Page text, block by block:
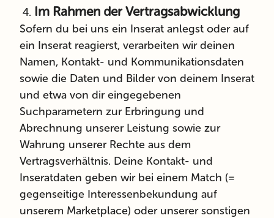
Im Rahmen der Vertragsabwicklung
Sofern du bei uns ein Inserat anlegst oder auf
ein Inserat reagierst, verarbeiten wir deinen
Namen, Kontakt- und Kommunikationsdaten
sowie die Daten und Bilder von deinem Inserat
und etwa von dir eingegebenen
Suchparametern zur Erbringung und
Abrechnung unserer Leistung sowie zur
Wahrung unserer Rechte aus dem
Vertragsverhältnis. Deine Kontakt- und
Inseratdaten geben wir bei einem Match (=
gegenseitige Interessenbekundung auf
unserem Marketplace) oder unserer sonstigen